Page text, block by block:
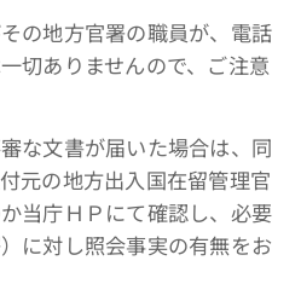
の地方官署の職員が、電話
切ありませんので、ご注意
な文書が届いた場合は、同
元の地方出入国在留管理官
当庁ＨＰにて確認し、必要
に対し照会事実の有無をお